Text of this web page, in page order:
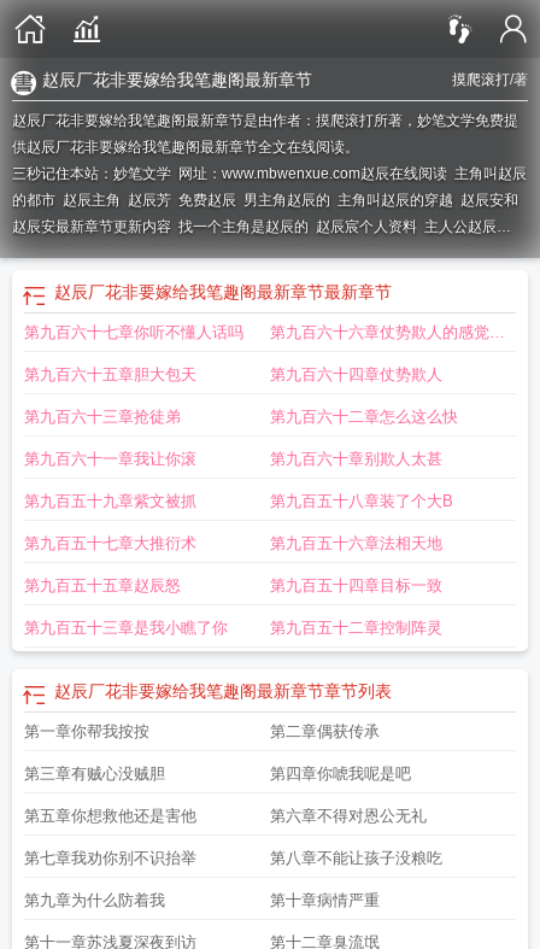
摸爬滚打/著
赵辰厂花非要嫁给我笔趣阁最新章节
赵辰厂花非要嫁给我笔趣阁最新章节是由作者：摸爬滚打所著，妙笔文学免费提
供赵辰厂花非要嫁给我笔趣阁最新章节全文在线阅读。
三秒记住本站：妙笔文学 网址：www.mbwenxue.com赵辰在线阅读 主角叫赵辰
的都市 赵辰主角 赵辰芳 免费赵辰 男主角赵辰的 主角叫赵辰的穿越 赵辰安和
赵辰安最新章节更新内容 找一个主角是赵辰的 赵辰宸个人资料 主人公赵辰
的赵啥辰赵辰添赵晨辰赵辰主角的赵辰里的人物哪部的主角叫赵辰赵辰
赵辰宸
赵辰厂花非要嫁给我笔趣阁最新章节最新章节
第九百六十七章你听不懂人话吗 第九百六十六章仗势欺人的感觉就
是爽
第九百六十五章胆大包天 第九百六十四章仗势欺人
第九百六十三章抢徒弟 第九百六十二章怎么这么快
第九百六十一章我让你滚 第九百六十章别欺人太甚
第九百五十九章紫文被抓 第九百五十八章装了个大B
第九百五十七章大推衍术 第九百五十六章法相天地
第九百五十五章赵辰怒 第九百五十四章目标一致
第九百五十三章是我小瞧了你 第九百五十二章控制阵灵
赵辰厂花非要嫁给我笔趣阁最新章节章节列表
第一章你帮我按按 第二章偶获传承
第三章有贼心没贼胆 第四章你唬我呢是吧
第五章你想救他还是害他 第六章不得对恩公无礼
第七章我劝你别不识抬举 第八章不能让孩子没粮吃
第九章为什么防着我 第十章病情严重
第十一章苏浅夏深夜到访 第十二章臭流氓